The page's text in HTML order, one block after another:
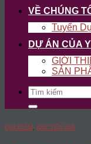
VỀ CHÚNG
Tuyển
DỰ ÁN CỦA
GIỚI
SẢN
Search
for:
ĐỊA ĐIỂM KHUYẾN MÃI